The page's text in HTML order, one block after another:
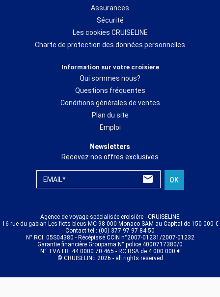
Assurances
Sécurité
Les cookies CRUISELINE
Charte de protection des données personnelles
Information sur votre croisiere
Qui sommes nous?
Questions fréquentes
Conditions générales de ventes
Plan du site
Emploi
Newsletters
Recevez nos offres exclusives
EMAIL* OK
Agence de voyage spécialisée croisière - CRUISELINE
16 rue du gabian Les flots bleus MC 98 000 Monaco SAM au Capital de 150 000 €
Contact tel : (00) 377 97 97 84 50
N° RCI: 05S04380 - Récépissé CCIN n°2007-01231/2007-01232
Garantie financière Groupama N° police 4000717380/0
N° TVA FR. 44 0000 70 465 - RC RSA de 4 000 000 €
© CRUISELINE 2026 - all rights reserved